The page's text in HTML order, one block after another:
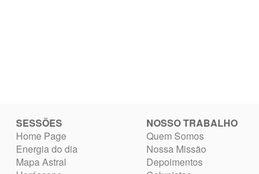
SESSÕES
Home Page
Energia do dia
Mapa Astral
NOSSO TRABALHO
Quem Somos
Nossa Missão
Depoimentos